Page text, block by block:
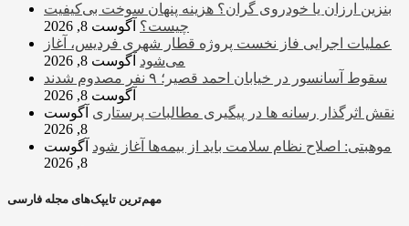
بنزین ارزان یا خودروی گران؟ هزینه پنهان سوخت بی‌کیفیت
چیست؟ آگوست 8, 2026
عملیات اجرایی فاز نخست پروژه قطار شهری فردیس، آغاز
می‌شود آگوست 8, 2026
سقوط آسانسور در خیابان احمد قصیر؛ ۹ نفر مصدوم شدند
آگوست 8, 2026
نقش اثرگذار رسانه ها در پیگیری مطالبات پرستاری آگوست
8, 2026
موهبتی: اصلاح نظام سلامت باید از بیمه‌ها آغاز شود آگوست
8, 2026
مهم‌ترین تایپک‌های مجله فارسی